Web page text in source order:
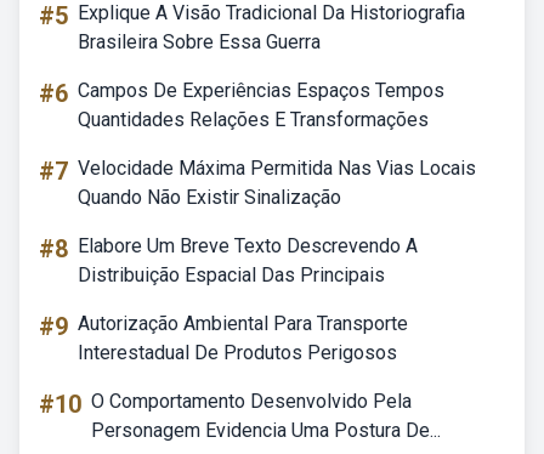
#5 Explique A Visão Tradicional Da Historiografia
Brasileira Sobre Essa Guerra
#6 Campos De Experiências Espaços Tempos
Quantidades Relações E Transformações
#7 Velocidade Máxima Permitida Nas Vias Locais
Quando Não Existir Sinalização
#8 Elabore Um Breve Texto Descrevendo A
Distribuição Espacial Das Principais
#9 Autorização Ambiental Para Transporte
Interestadual De Produtos Perigosos
#10 O Comportamento Desenvolvido Pela
Personagem Evidencia Uma Postura De...